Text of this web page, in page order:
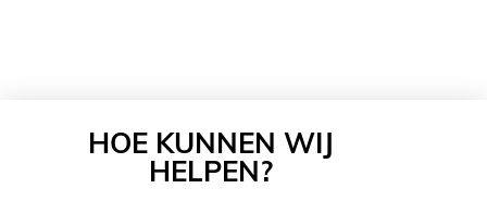
HOE KUNNEN WIJ
HELPEN?